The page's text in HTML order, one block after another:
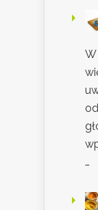
W
…